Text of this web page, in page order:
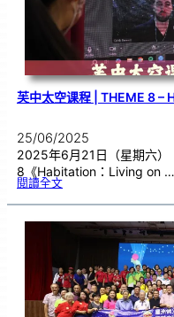
芙中太空课程 | THEME 8 –
25/06/2025
2025年6月21日（星期六）
8《Habitation：Living on …
閱讀全文:芙
空
程
|
–H
a
b
it
a
t